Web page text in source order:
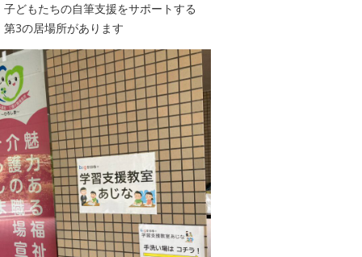
子どもたちの自筆支援をサポートする
第3の居場所があります